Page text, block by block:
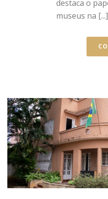
destaca o
museus na [...]